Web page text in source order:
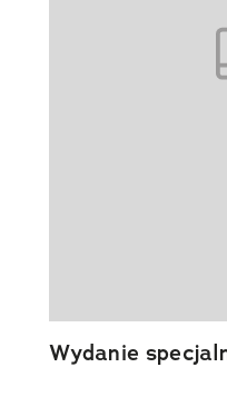
Wydanie